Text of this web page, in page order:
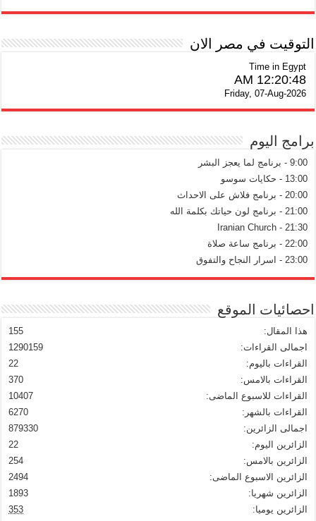
التوقيت في مصر الان
Time in Egypt
12:20:49 AM
Friday, 07-Aug-2026
برامج اليوم
9:00 - برنامج لما يعجز البشر
13:00 - حكايات سوسو
20:00 - برنامج فلاش على الاحداث
21:00 - برنامج لون حياتك بكلمة الله
21:30 - Iranian Church
22:00 - برنامج ساعة صلاة
23:00 - اسرار النجاح والتفوق
احصائيات الموقع
155
هذا المقال:
1290159
اجمالى القراءات:
22
القراءات باليوم:
370
القراءات بالامس:
10407
القراءات للاسبوع الماضى:
6270
القراءات بالشهر:
879330
اجمالى الزائرين:
22
الزائرين اليوم:
254
الزائرين بالامس:
2494
الزائرين الاسبوع الماضى:
1893
الزائرين شهريا:
353
الزائرين يوميا: